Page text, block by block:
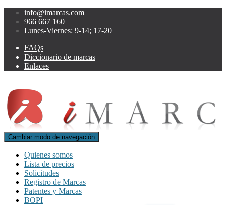
info@imarcas.com
966 667 160
Lunes-Viernes: 9-14; 17-20
FAQs
Diccionario de marcas
Enlaces
Cambiar modo de navegación
Quienes somos
Lista de precios
Solicitudes
Registro de Marcas
Patentes y Marcas
BOPI